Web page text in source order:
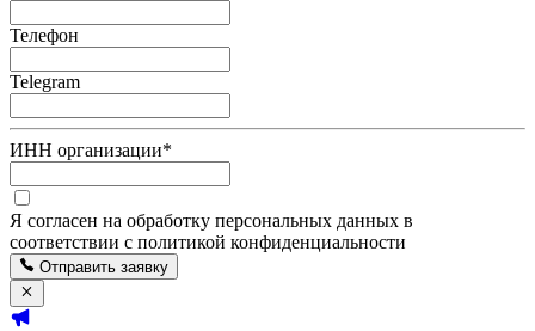
Телефон
Telegram
ИНН организации*
Я согласен на обработку персональных данных в
соответствии с политикой конфиденциальности
Отправить заявку